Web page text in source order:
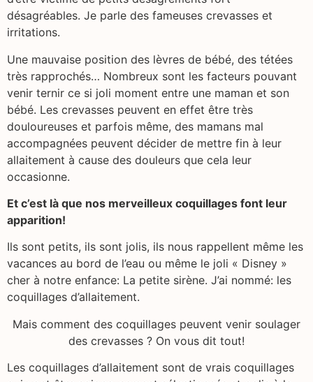
désagréables. Je parle des fameuses crevasses et
irritations.
Une mauvaise position des lèvres de bébé, des tétées
très rapprochés… Nombreux sont les facteurs pouvant
venir ternir ce si joli moment entre une maman et son
bébé. Les crevasses peuvent en effet être très
douloureuses et parfois même, des mamans mal
accompagnées peuvent décider de mettre fin à leur
allaitement à cause des douleurs que cela leur
occasionne.
Et c’est là que nos merveilleux coquillages font leur
apparition!
Ils sont petits, ils sont jolis, ils nous rappellent même les
vacances au bord de l’eau ou même le joli « Disney »
cher à notre enfance: La petite sirène. J’ai nommé: les
coquillages d’allaitement.
Mais comment des coquillages peuvent venir soulager
des crevasses ? On vous dit tout!
Les coquillages d’allaitement sont de vrais coquillages